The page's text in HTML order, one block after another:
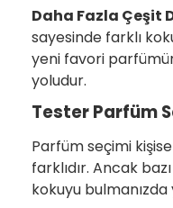
Daha Fazla Çeşit
sayesinde farklı
yeni favori
yoludur.
Tester Parfüm
Parfüm seçimi
farklıdır. Ancak
kokuyu bulmanızda